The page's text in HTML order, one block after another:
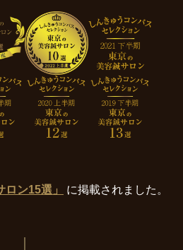
ロン15選」 に掲載されました。